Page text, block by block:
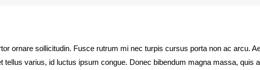
ornare sollicitudin. Fusce rutrum mi nec turpis cursus porta non ac arcu.
tellus varius, id luctus ipsum congue. Donec bibendum magna massa, quis